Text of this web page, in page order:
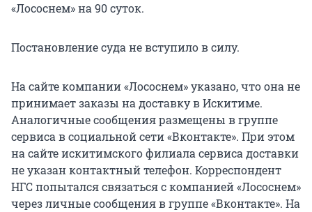
«Лососнем» на 90 суток.
Постановление суда не вступило в силу.
На сайте компании «Лососнем» указано, что она не
принимает заказы на доставку в Искитиме.
Аналогичные сообщения размещены в группе
сервиса в социальной сети «Вконтакте». При этом
на сайте искитимского филиала сервиса доставки
не указан контактный телефон. Корреспондент
НГС попытался связаться с компанией «Лососнем»
через личные сообщения в группе «Вконтакте». На